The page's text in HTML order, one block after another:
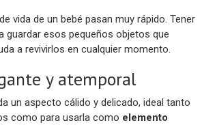
vida de un bebé pasan muy rápido. Tener
guardar esos pequeños objetos que
a revivirlos en cualquier momento.
y atemporal
un aspecto cálido y delicado, ideal tanto
como para usarla como elemento